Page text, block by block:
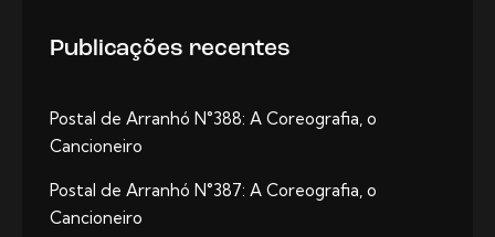
Publicações recentes
Postal de Arranhó N°388: A Coreografia, o
Cancioneiro
Postal de Arranhó N°387: A Coreografia, o
Cancioneiro